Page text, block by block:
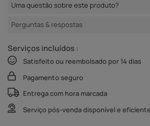
Uma questão sobre este produto?
Perguntas & respostas
Serviços incluídos :
Satisfeito ou reembolsado por 14 dias
Pagamento seguro
Entrega com hora marcada
Serviço pós-venda disponível e eficiente